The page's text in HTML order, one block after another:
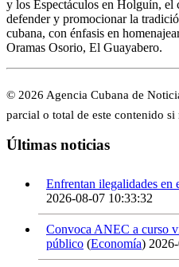
y los Espectáculos en Holguín, el
defender y promocionar la
cubana, con énfasis en
Oramas Osorio, El Guayabero.
© 2026 Agencia Cubana de
parcial o total de este contenido
Últimas noticias
Enfrentan ilegalidades en
2026-08-07 10:33:32
Convoca ANEC a curso
público (Economía)